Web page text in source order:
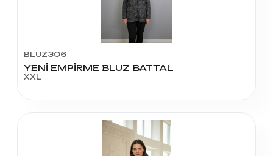
BLUZ306
YENİ EMPİRME BLUZ BATTAL
XXL